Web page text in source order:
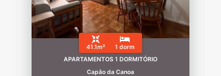
41.1m²
1 dorm
APARTAMENTOS 1 DORMITÓRIO
Capão da Canoa